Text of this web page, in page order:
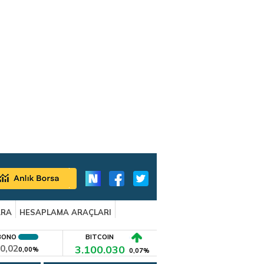
HESAPLAMA ARAÇLARI
0,00%
BITCOIN
3.100.030 0,07%